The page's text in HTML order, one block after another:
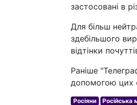
застосовані в
Для більш
здебільшого
відтінки
Раніше
допомогою цих
Росіяни Російська